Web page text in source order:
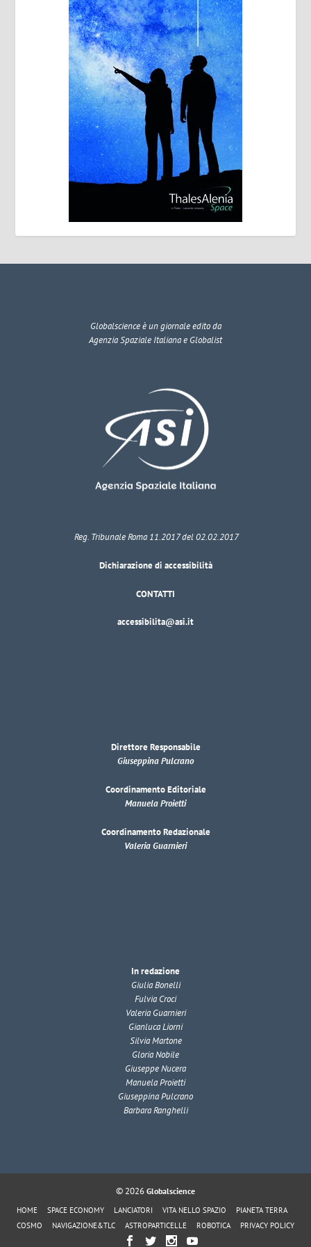
Globalscienceè un giornale edito da
Agenzia Spaziale Italiana e Globalist
Reg. Tribunale Roma 11.2017 del 02.02.2017
Dichiarazione di accessibilità
CONTATTI
accessibilita@asi.it
Direttore Responsabile
Giuseppina Pulcrano
Coordinamento Editoriale
Manuela Proietti
Coordinamento Redazionale
Valeria Guarnieri
In redazione
Giulia Bonelli
Fulvia Croci
Valeria Guarnieri
Gianluca Liorni
Silvia Martone
Gloria Nobile
Giuseppe Nucera
Manuela Proietti
Giuseppina Pulcrano
Barbara Ranghelli
© 2026 Globalscience
HOME SPACE ECONOMY LANCIATORI VITA NELLO SPAZIO
PIANETA TERRA
COSMO
NAVIGAZIONE&TLC ASTROPARTICELLE ROBOTICA PRIVACY POLICY